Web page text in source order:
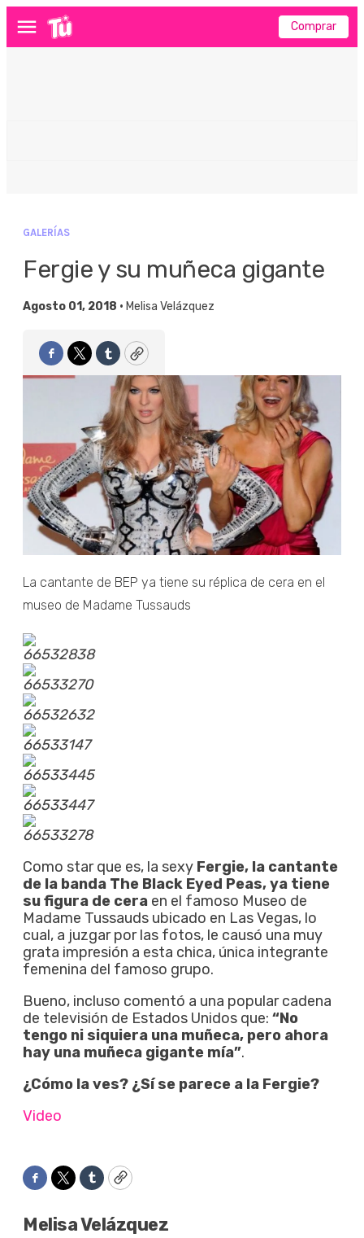
Menú Comprar
GALERÍAS
Fergie y su muñeca gigante
Agosto 01, 2018 • Melisa Velázquez
Facebook
TwitterTumblrCopy
La cantante de BEP ya tiene su réplica de cera en el
museo de Madame Tussauds
66532838
66533270
66532632
66533147
66533445
66533447
66533278
Como star que es, la sexy Fergie, la cantante
de la banda The Black Eyed Peas, ya tiene
su figura de cera en el famoso Museo de
Madame Tussauds ubicado en Las Vegas, lo
cual, a juzgar por las fotos, le causó una muy
grata impresión a esta chica, única integrante
femenina del famoso grupo.
Bueno, incluso comentó a una popular cadena
de televisión de Estados Unidos que: “No
tengo ni siquiera una muñeca, pero ahora
hay una muñeca gigante mía”.
¿Cómo la ves? ¿Sí se parece a la Fergie?
Video
Facebook
TwitterTumblrCopy
Melisa Velázquez